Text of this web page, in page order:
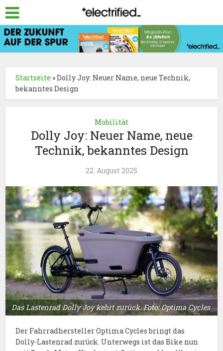
Startseite »Dolly Joy: Neuer Name, neue Technik,
bekanntes Design
Mobilität
Dolly Joy: Neuer Name, neue
Technik, bekanntes Design
22. August 2025
Das Lastenrad Dolly Joy kehrt zurück. Foto: Optima Cycles
Der Fahrradhersteller Optima Cycles bringt das
Dolly-Lastenrad zurück. Unterwegs ist das Bike nun